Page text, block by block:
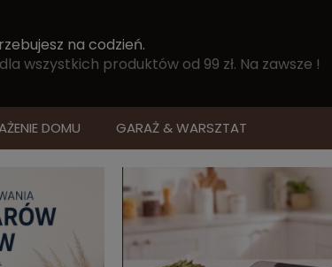
na codzień.
wszystkich produktów od 99 zł. Na zawsze !
DOMU GARAŻ & WARSZTAT